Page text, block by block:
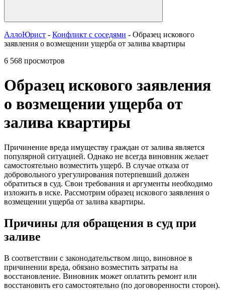
АллоЮрист - Конфликт с соседями - Образец искового
заявления о возмещении ущерба от залива квартиры
6 568 просмотров
Образец искового заявления
о возмещении ущерба от
залива квартиры
Причинение вреда имуществу граждан от залива является
популярной ситуацией. Однако не всегда виновник желает
самостоятельно возместить ущерб. В случае отказа от
добровольного урегулирования потерпевший должен
обратиться в суд. Свои требования и аргументы необходимо
изложить в иске. Рассмотрим образец искового заявления о
возмещении ущерба от залива квартиры.
Причины для обращения в суд при
заливе
В соответствии с законодательством лицо, виновное в
причинении вреда, обязано возместить затраты на
восстановление. Виновник может оплатить ремонт или
восстановить его самостоятельно (по договоренности сторон).